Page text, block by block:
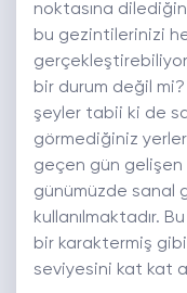
noktasına
bu gezintilerinizi
bir durum değil
şeyler tabii ki de
görmediğiniz yerleri
geçen gün gelişen
günümüzde sanal
kullanılmaktadır.
bir karaktermiş gibi
seviyesini kat kat